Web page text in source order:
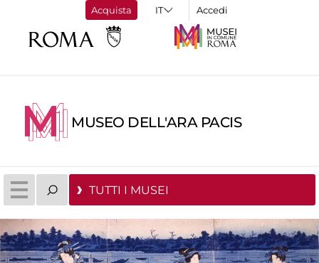
Acquista Accedi
MUSEO DELL'ARA PACIS
TUTTI I MUSEI